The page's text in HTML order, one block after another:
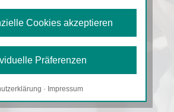
Cookies akzeptieren
Präferenzen
· Impressum